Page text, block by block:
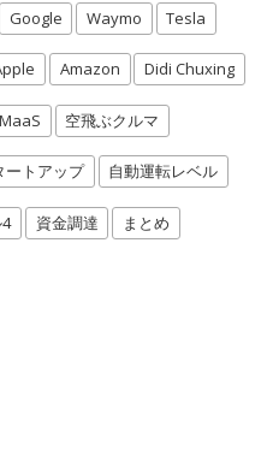
Google Waymo Tesla
Amazon Didi Chuxing
MaaS 空飛ぶクルマ
ートアップ 自動運転レベル
資金調達 まとめ